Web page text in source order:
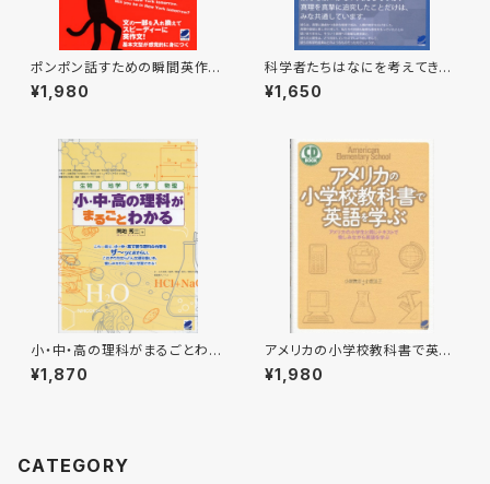
ポンポン話すための瞬間英作文
パターン・プラクティス CD BO
OK
¥1,980
科学者たちはなにを考えてきた
か
¥1,650
小・中・高の理科がまるごとわか
る
¥1,870
アメリカの小学校教科書で英語
を学ぶ CD BOOK
¥1,980
CATEGORY